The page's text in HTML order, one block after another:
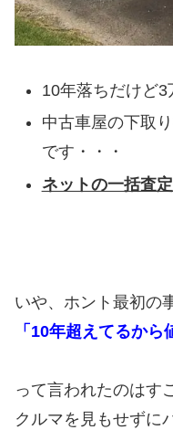
10年落ちだけど
中古車屋の下取
です・・・
ネットの一括査
いや、ホント最初の
「10年超えてるから
って言われたのはす
クルマを見もせずに